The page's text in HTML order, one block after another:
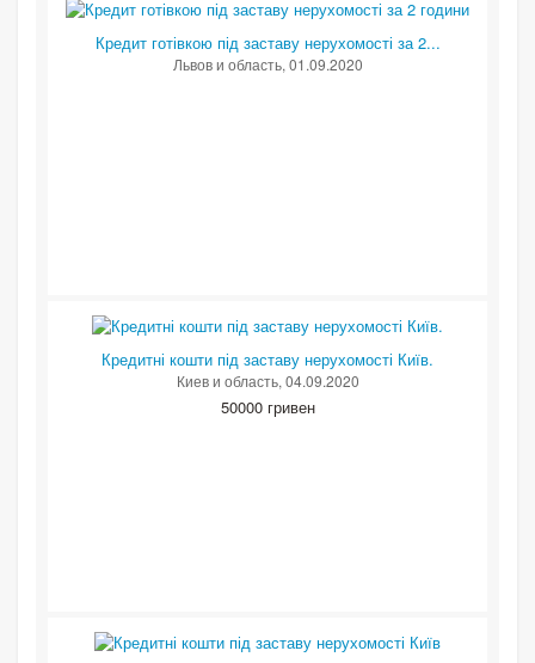
Кредит готівкою під заставу нерухомості за 2...
Львов и область, 01.09.2020
Кредитні кошти під заставу нерухомості Київ.
Киев и область, 04.09.2020
50000 гривен